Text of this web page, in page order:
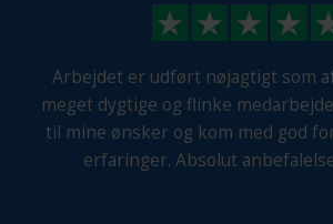
Arbejdet er udført nøjagtigt som
meget dygtige og flinke
til mine ønsker og kom med god
erfaringer. Absolut